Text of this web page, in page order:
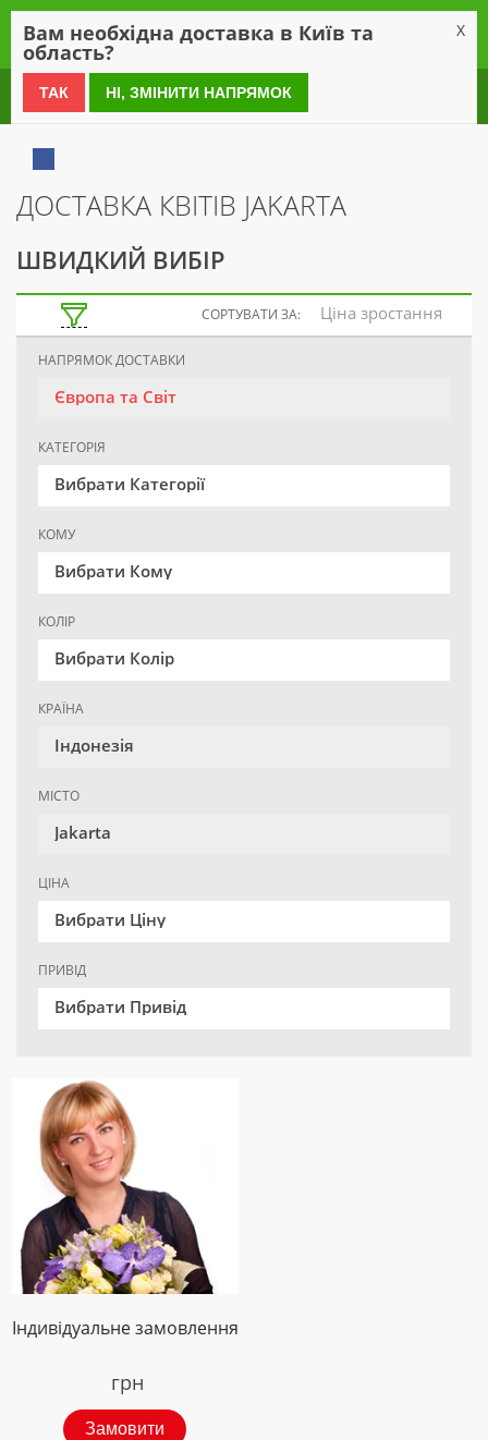
0 800 21 54 55
ДОСТАВКА КВІТІВ JAKARTA
ШВИДКИЙ ВИБІР
СОРТУВАТИ ЗА: Ціна зростання
НАПРЯМОК ДОСТАВКИ
Європа та Світ
КАТЕГОРІЯ
Вибрати Категорії
КОМУ
Вибрати Кому
КОЛІР
Вибрати Колір
КРАЇНА
Індонезія
МІСТО
Jakarta
ЦІНА
Вибрати Ціну
ПРИВІД
Вибрати Привід
Індивідуальне замовлення
грн
Замовити
Вам необхідна доставка в Київ та
область?
X
ТАК НІ, ЗМІНИТИ НАПРЯМОК